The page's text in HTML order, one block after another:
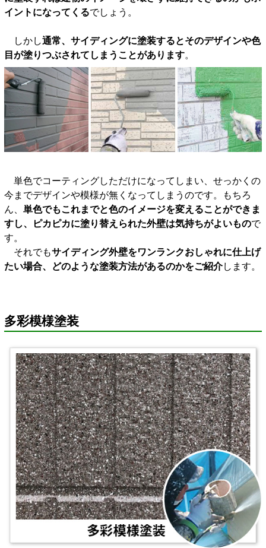
イントになってくるでしょう。
しかし通常、サイディングに塗装するとそのデザインや色
目が塗りつぶされてしまうことがあります。
単色でコーティングしただけになってしまい、せっかくの
今までデザインや模様が無くなってしまうのです。もちろ
ん、 単色でもこれまでと色のイメージを変えることができま
すし、ピカピカに塗り替えられた外壁は気持ちがよいもので
す。
それでもサイディング外壁をワンランクおしゃれに仕上げ
たい場合、どのような塗装方法があるのかをご紹介します。
多彩模様塗装